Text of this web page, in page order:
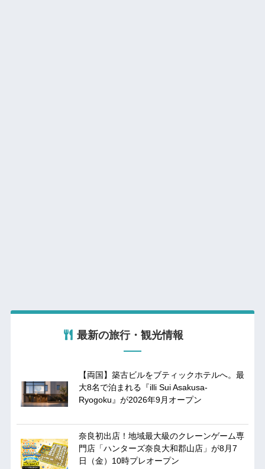
最新の旅行・観光情報
【両国】築古ビルをブティックホテルへ。最
大8名で泊まれる『illi Sui Asakusa-
Ryogoku』が2026年9月オープン
奈良初出店！地域最大級のクレーンゲーム専
門店「ハンターズ奈良大和郡山店」が8月7
日（金）10時プレオープン